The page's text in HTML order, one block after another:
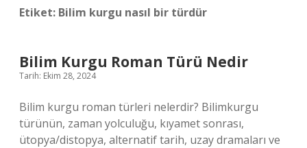
Etiket: Bilim kurgu nasıl bir türdür
Bilim Kurgu Roman Türü Nedir
Tarih: Ekim 28, 2024
Bilim kurgu roman türleri nelerdir? Bilimkurgu
türünün, zaman yolculuğu, kıyamet sonrası,
ütopya/distopya, alternatif tarih, uzay dramaları ve